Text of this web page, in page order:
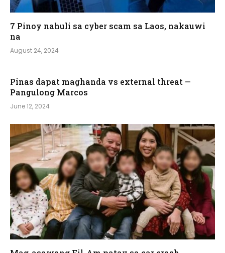
7 Pinoy nahuli sa cyber scam sa Laos, nakauwi
na
August 24, 2024
Pinas dapat maghanda vs external threat —
Pangulong Marcos
June 12, 2024